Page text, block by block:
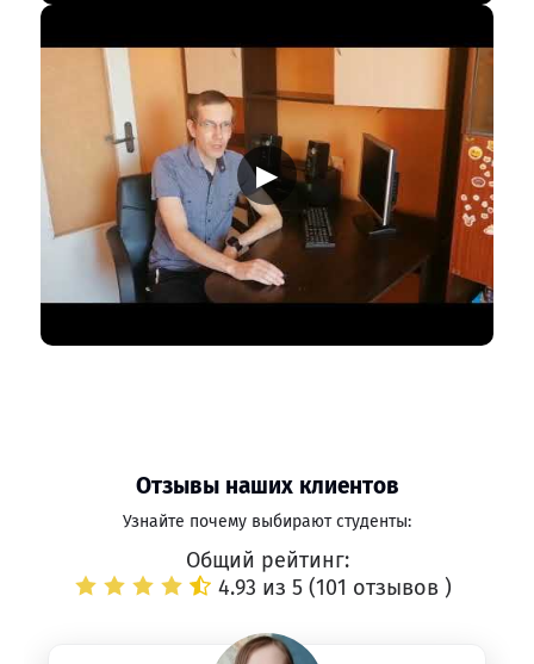
▶
Отзывы наших клиентов
Узнайте почему выбирают студенты:
Общий рейтинг:
4.93 из 5 (101 отзывов )